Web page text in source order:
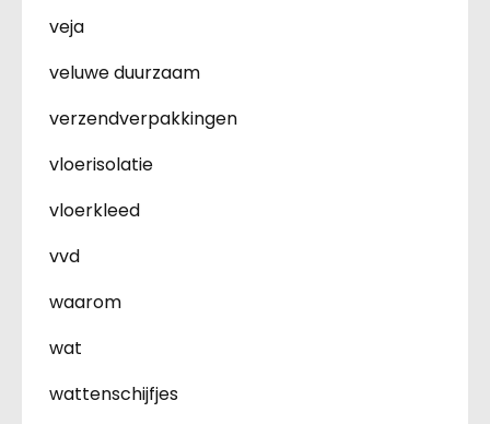
veja
veluwe duurzaam
verzendverpakkingen
vloerisolatie
vloerkleed
vvd
waarom
wat
wattenschijfjes